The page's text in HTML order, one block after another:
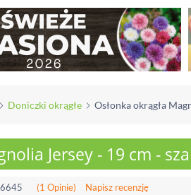
Doniczki okrągłe Osłonka okrągła
Jersey - 19 cm -
(1 Opinie) Napisz recenzję